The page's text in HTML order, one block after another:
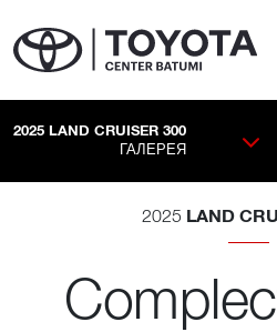
2025 LAND CRUISER 300
ГАЛЕРЕЯ
2025 LAND